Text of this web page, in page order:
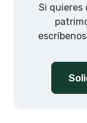
Si quieres